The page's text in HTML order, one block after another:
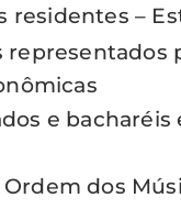
–
e
dos